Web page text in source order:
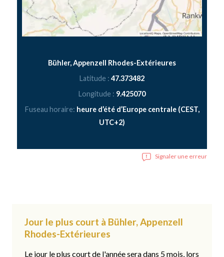
Bühler, Appenzell Rhodes-Extérieures
Latitude : 47.373482
Longitude : 9.425070
Fuseau horaire: heure d’été d’Europe centrale (CEST,
UTC+2)
Signaler une erreur
Jour le plus court à Bühler, Appenzell
Rhodes-Extérieures
Le jour le plus court de l'année sera dans 5 mois, lors